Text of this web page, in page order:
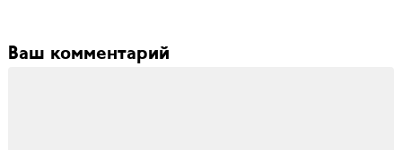
Ваш комментарий